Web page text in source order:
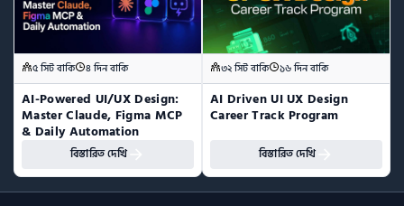
৫ সিট বাকি ৪ দিন বাকি
AI-Powered UI/UX Design:
Master Claude, Figma MCP
& Daily Automation
বিস্তারিত দেখি
৩২ সিট বাকি ১৬ দিন বাকি
AI Driven UI UX Design
Career Track Program
বিস্তারিত দেখি